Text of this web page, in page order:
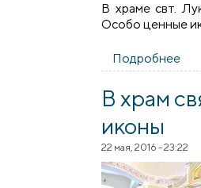
В храме свт.
Особо ценные
Подробнее
В храм
иконы
22 мая, 2016 - 23:22